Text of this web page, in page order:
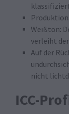
Weißton:
verleiht
Auf der
nicht
ICC-